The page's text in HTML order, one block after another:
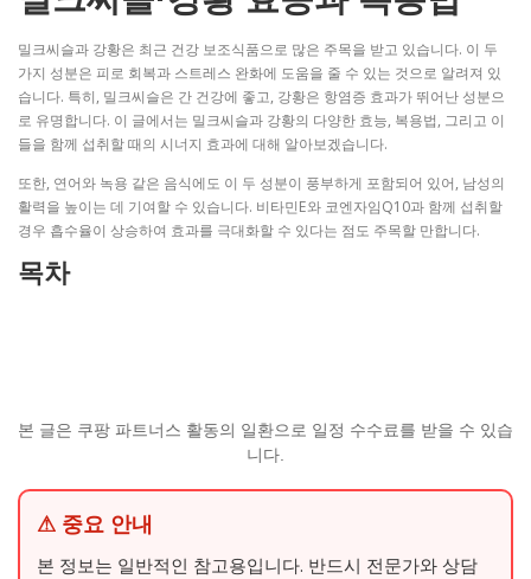
밀크씨슬과 강황은 최근 건강 보조식품으로 많은 주목을 받고 있습니다. 이 두
가지 성분은 피로 회복과 스트레스 완화에 도움을 줄 수 있는 것으로 알려져 있
습니다. 특히, 밀크씨슬은 간 건강에 좋고, 강황은 항염증 효과가 뛰어난 성분으
로 유명합니다. 이 글에서는 밀크씨슬과 강황의 다양한 효능, 복용법, 그리고 이
들을 함께 섭취할 때의 시너지 효과에 대해 알아보겠습니다.
또한, 연어와 녹용 같은 음식에도 이 두 성분이 풍부하게 포함되어 있어, 남성의
활력을 높이는 데 기여할 수 있습니다. 비타민E와 코엔자임Q10과 함께 섭취할
경우 흡수율이 상승하여 효과를 극대화할 수 있다는 점도 주목할 만합니다.
목차
본 글은 쿠팡 파트너스 활동의 일환으로 일정 수수료를 받을 수 있습
니다.
⚠ 중요 안내
본 정보는 일반적인 참고용입니다. 반드시 전문가와 상담